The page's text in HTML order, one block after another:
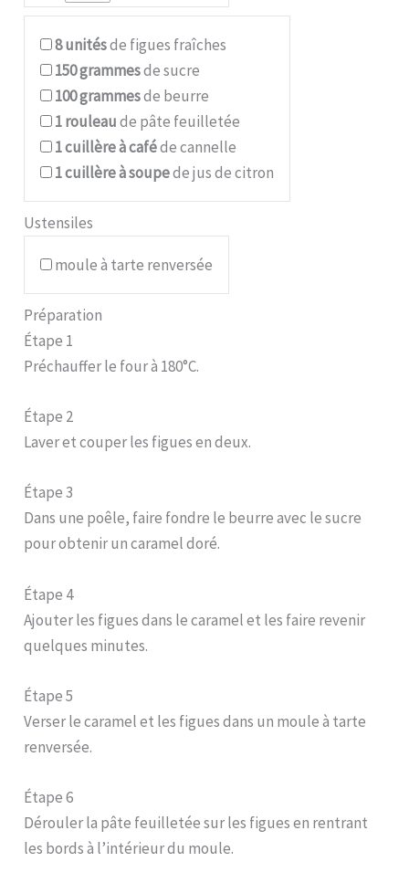
8unitésde figues fraîches
150grammesde sucre
100grammesde beurre
1rouleaude pâte feuilletée
1cuillère à caféde cannelle
1cuillère à soupede jus de citron
Ustensiles
moule à tarte renversée
Préparation
Étape 1
Préchauffer le four à 180°C.
Étape 2
Laver et couper les figues en deux.
Étape 3
Dans une poêle, faire fondre le beurre avec le sucre
pour obtenir un caramel doré.
Étape 4
Ajouter les figues dans le caramel et les faire revenir
quelques minutes.
Étape 5
Verser le caramel et les figues dans un moule à tarte
renversée.
Étape 6
Dérouler la pâte feuilletée sur les figues en rentrant
les bords à l’intérieur du moule.